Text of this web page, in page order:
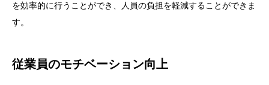
を効率的に行うことができ、人員の負担を軽減することができま
す。
従業員のモチベーション向上